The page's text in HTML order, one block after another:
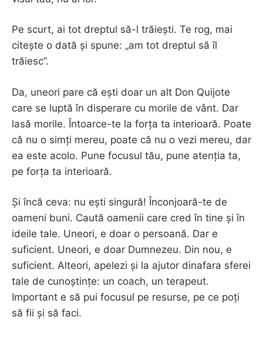
Pe scurt, ai tot dreptul să-l trăiești. Te rog, mai
citește o dată și spune: „am tot dreptul să îl
trăiesc”.
Da, uneori pare că ești doar un alt Don Quijote
care se luptă în disperare cu morile de vânt. Dar
lasă morile. Întoarce-te la forța ta interioară. Poate
că nu o simți mereu, poate că nu o vezi mereu, dar
ea este acolo. Pune focusul tău, pune atenția ta,
pe forța ta interioară.
Și încă ceva: nu ești singură! Înconjoară-te de
oameni buni. Caută oamenii care cred în tine și în
ideile tale. Uneori, e doar o persoană. Dar e
suficient. Uneori, e doar Dumnezeu. Din nou, e
suficient. Alteori, apelezi și la ajutor dinafara sferei
tale de cunoștințe: un coach, un terapeut.
Important e să pui focusul pe resurse, pe ce poți
să fii și să faci.